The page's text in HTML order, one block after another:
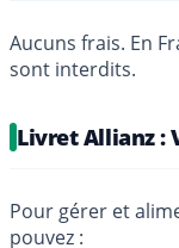
Aucuns frais. En
sont interdits.
Livret Allianz :
Pour gérer et
pouvez :